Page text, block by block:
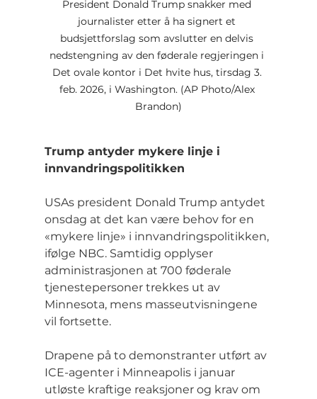
President Donald Trump snakker med
journalister etter å ha signert et
budsjettforslag som avslutter en delvis
nedstengning av den føderale regjeringen i
Det ovale kontor i Det hvite hus, tirsdag 3.
feb. 2026, i Washington. (AP Photo/Alex
Brandon)
Trump antyder mykere linje i
innvandringspolitikken
USAs president Donald Trump antydet
onsdag at det kan være behov for en
«mykere linje» i innvandringspolitikken,
ifølge NBC. Samtidig opplyser
administrasjonen at 700 føderale
tjenestepersoner trekkes ut av
Minnesota, mens masseutvisningene
vil fortsette.
Drapene på to demonstranter utført av
ICE-agenter i Minneapolis i januar
utløste kraftige reaksjoner og krav om